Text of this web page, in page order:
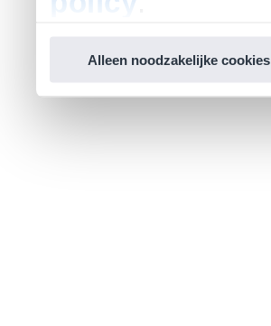
Alleen noodzakelijke cookies